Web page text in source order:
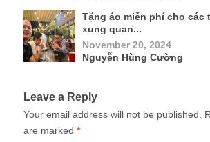
Tặng áo miễn phí cho các
xung quan...
November 20, 2024
Nguyễn Hùng Cường
Leave a Reply
Your email address will not be published.
are marked *